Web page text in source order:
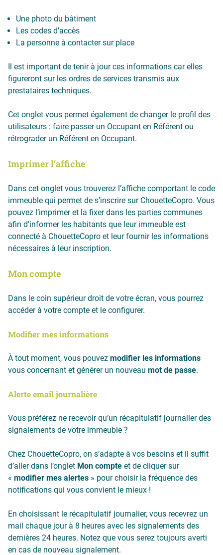
Une photo du bâtiment
Les codes d’accès
La personne à contacter sur place
Il est important de tenir à jour ces informations car elles
figureront sur les ordres de services transmis aux
prestataires techniques.
Cet onglet vous permet également de changer le profil des
utilisateurs : faire passer un Occupant en Référent ou
rétrograder un Référent en Occupant.
Imprimer l’affiche
Dans cet onglet vous trouverez l’affiche comportant le code
immeuble qui permet de s’inscrire sur ChouetteCopro. Vous
pouvez l’imprimer et la fixer dans les parties communes
afin d’informer les habitants que leur immeuble est
connecté à ChouetteCopro et leur fournir les informations
nécessaires à leur inscription.
Mon compte
Dans le coin supérieur droit de votre écran, vous pourrez
accéder à votre compte et le configurer.
Modifier mes informations
À tout moment, vous pouvez modifier les informations
vous concernant et générer un nouveau mot de passe.
Alerte email journalière
Vous préférez ne recevoir qu’un récapitulatif journalier des
signalements de votre immeuble ?
Chez ChouetteCopro, on s’adapte à vos besoins et il suffit
d’aller dans l’onglet Mon compte et de cliquer sur
« modifier mes alertes » pour choisir la fréquence des
notifications qui vous convient le mieux !
En choisissant le récapitulatif journalier, vous recevrez un
mail chaque jour à 8 heures avec les signalements des
dernières 24 heures. Notez que vous serez toujours averti
en cas de nouveau signalement.